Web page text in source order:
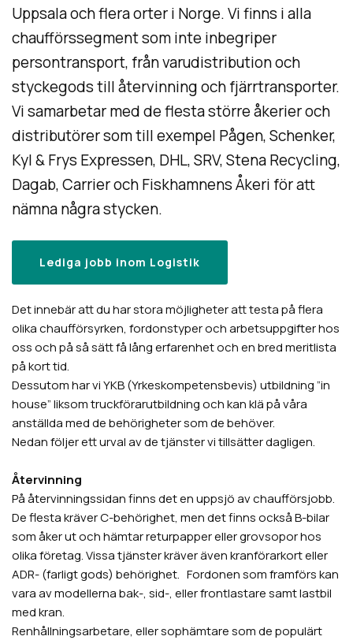
Uppsala och flera orter i Norge. Vi finns i alla
chaufförssegment som inte inbegriper
persontransport, från varudistribution och
styckegods till återvinning och fjärrtransporter.
Vi samarbetar med de flesta större åkerier och
distributörer som till exempel Pågen, Schenker,
Kyl & Frys Expressen, DHL, SRV, Stena Recycling,
Dagab, Carrier och Fiskhamnens Åkeri för att
nämna några stycken.
Lediga jobb inom Logistik
Det innebär att du har stora möjligheter att testa på flera
olika chaufförsyrken, fordonstyper och arbetsuppgifter hos
oss och på så sätt få lång erfarenhet och en bred meritlista
på kort tid.
Dessutom har vi YKB (Yrkeskompetensbevis) utbildning ”in
house” liksom truckförarutbildning och kan klä på våra
anställda med de behörigheter som de behöver.
Nedan följer ett urval av de tjänster vi tillsätter dagligen.
Återvinning
På återvinningssidan finns det en uppsjö av chaufförsjobb.
De flesta kräver C-behörighet, men det finns också B-bilar
som åker ut och hämtar returpapper eller grovsopor hos
olika företag. Vissa tjänster kräver även kranförarkort eller
ADR- (farligt gods) behörighet. Fordonen som framförs kan
vara av modellerna bak-, sid-, eller frontlastare samt lastbil
med kran.
Renhållningsarbetare, eller sophämtare som de populärt